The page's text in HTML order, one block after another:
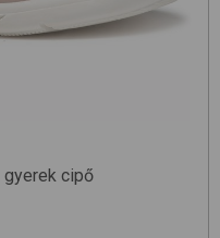
gyerek cipő